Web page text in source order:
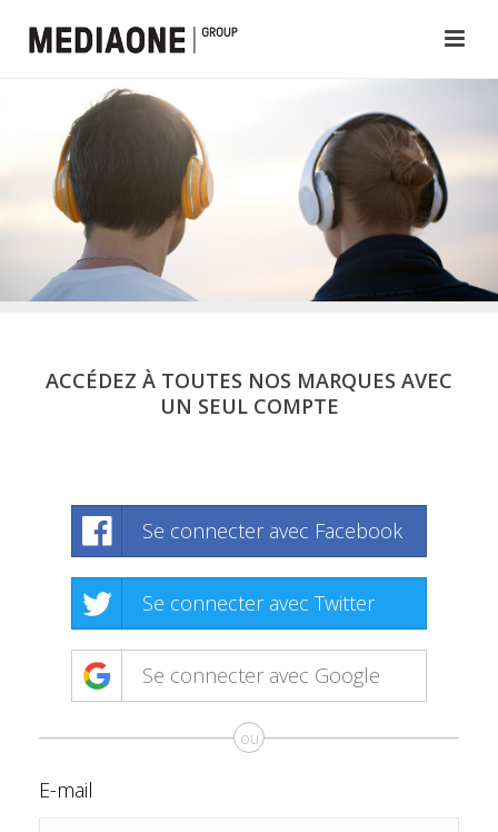
ACCÉDEZ À TOUTES NOS MARQUES AVEC
UN SEUL COMPTE
Se connecter avec Facebook
Se connecter avec Twitter
Se connecter avec Google
ou
E-mail